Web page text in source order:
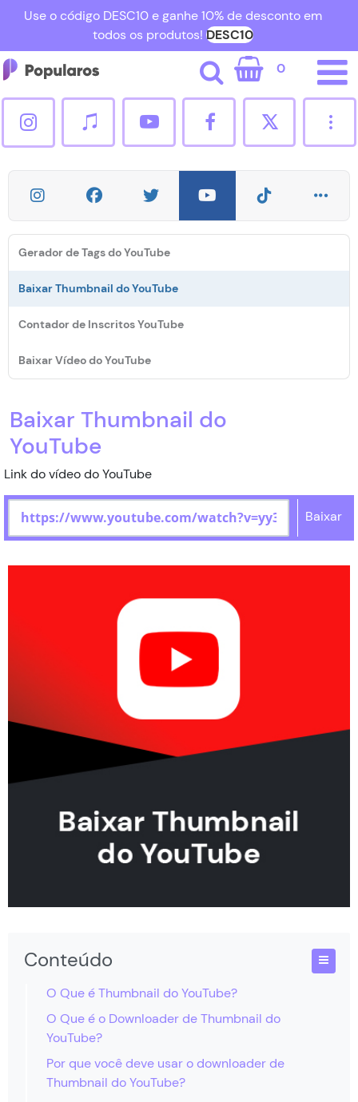
Use o código DESC10 e ganhe 10% de desconto em
todos os produtos! DESC10
0
[email protected]
Cadastrar
Curtidas Instagram
Seguidores TikTok
Contato
Gerador de Tags do YouTube
Baixar Thumbnail do YouTube
Contador de Inscritos YouTube
Baixar Vídeo do YouTube
Baixar Thumbnail do
YouTube
Link do vídeo do YouTube
Baixar
Conteúdo
O Que é Thumbnail do YouTube?
O Que é o Downloader de Thumbnail do
YouTube?
Por que você deve usar o downloader de
Thumbnail do YouTube?